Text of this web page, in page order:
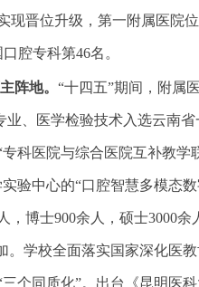
现晋位升级，第一附属医院
腔专科第46名。
阵地。 “十四五”期间，附属
、医学检验技术入选云南
科医院与综合医院互补教
验中心的“口腔智慧多模态
，博士900余人，硕士3000
。学校全面落实国家深化医
个同质化”。出台《昆明医